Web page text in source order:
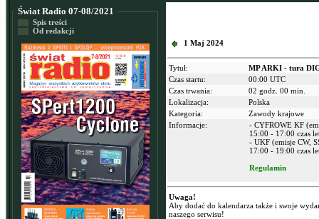
Świat Radio 07-08/2021
Spis treści
Od redakcji
1 Maj 2024
Tytuł:
MP ARKI - tura
Czas startu:
00:00 UTC
Czas trwania:
02 godz. 00 min.
Lokalizacja:
Polska
Kategoria:
Zawody krajowe
Informacje:
- CYFROWE KF
15:00 - 17:00 czas
- UKF (emisje CW,
17:00 - 19:00 czas
Regulamin
Uwaga!
Aby dodać do kalendarza także i swoje
naszego serwisu!